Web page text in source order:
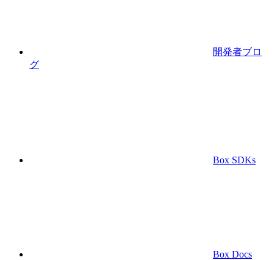
開発者ブロ
グ
Box SDKs
Box Docs